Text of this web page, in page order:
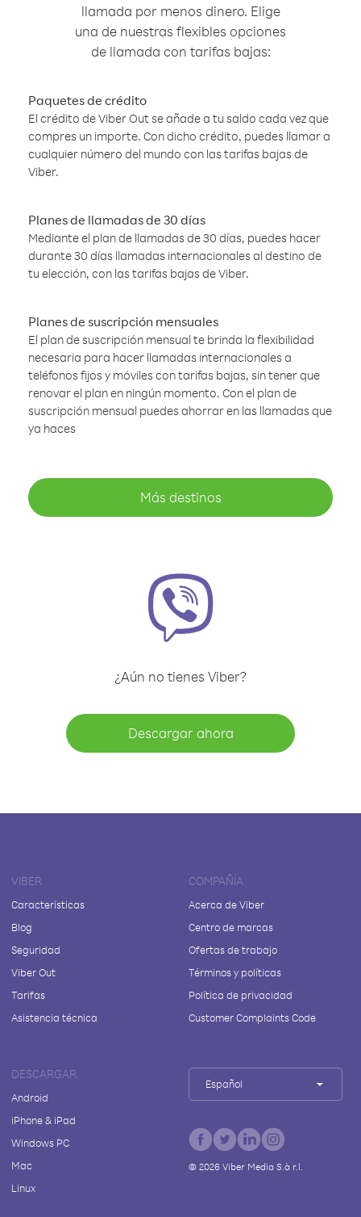
llamada por menos dinero. Elige
una de nuestras flexibles opciones
de llamada con tarifas bajas:
Paquetes de crédito
El crédito de Viber Out se añade a tu saldo cada vez que
compres un importe. Con dicho crédito, puedes llamar a
cualquier número del mundo con las tarifas bajas de
Viber.
Planes de llamadas de 30 días
Mediante el plan de llamadas de 30 días, puedes hacer
durante 30 días llamadas internacionales al destino de
tu elección, con las tarifas bajas de Viber.
Planes de suscripción mensuales
El plan de suscripción mensual te brinda la flexibilidad
necesaria para hacer llamadas internacionales a
teléfonos fijos y móviles con tarifas bajas, sin tener que
renovar el plan en ningún momento. Con el plan de
suscripción mensual puedes ahorrar en las llamadas que
ya haces
Más destinos
¿Aún no tienes Viber?
Descargar ahora
VIBER
Características
Blog
Seguridad
Viber Out
Tarifas
Asistencia técnica
COMPAÑÍA
Acerca de Viber
Centro de marcas
Ofertas de trabajo
Términos y políticas
Política de privacidad
Customer Complaints Code
DESCARGAR
Android
iPhone & iPad
Windows PC
Mac
Linux
Español
© 2026Viber Media S.à r.l.